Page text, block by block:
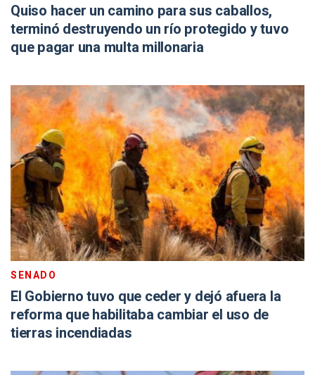
Quiso hacer un camino para sus caballos,
terminó destruyendo un río protegido y tuvo
que pagar una multa millonaria
SENADO
El Gobierno tuvo que ceder y dejó afuera la
reforma que habilitaba cambiar el uso de
tierras incendiadas